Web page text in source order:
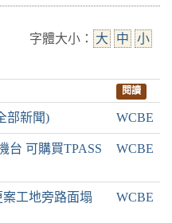
字體大小： 大 中 小
閱讀
部新聞) WCBE
台 可購買TPASS
WCBE
工地旁路面塌
WCBE